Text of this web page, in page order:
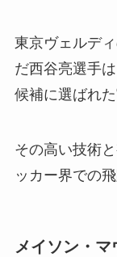
東京ヴェルデ
だ西谷亮選手
候補に選ばれ
その高い技術
ッカー界での
メイソン・マ